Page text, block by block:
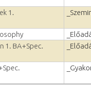
1.
1. BA+Spec.